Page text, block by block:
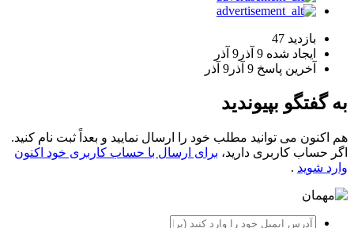
بازدید 47
ایجاد شده 9 آذر
9 آذر
آخرین پاسخ 9 آذر 9 آذر
به گفتگو بپیوندید
هم اکنون می توانید مطلب خود را ارسال نمایید و بعداً ثبت نام کنید.
اگر حساب کاربری دارید، برای ارسال با حساب کاربری خود اکنون
وارد شوید .